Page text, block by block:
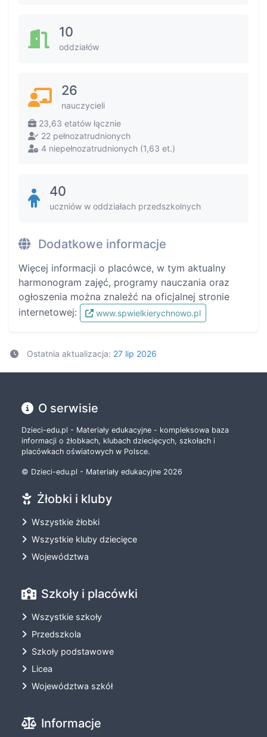
10
oddziałów
26
nauczycieli
23,63 etatów łącznie
22 pełnozatrudnionych
4 niepełnozatrudnionych (1,63 et.)
40
uczniów w oddziałach przedszkolnych
Dodatkowe informacje
Więcej informacji o placówce, w tym aktualny
harmonogram zajęć, programy nauczania oraz
ogłoszenia można znaleźć na oficjalnej stronie
internetowej:
www.spwielkierychnowo.pl
Ostatnia aktualizacja: 27 lip 2026
O serwisie
Dzieci-edu.pl - Materiały edukacyjne - kompleksowa baza
informacji o żłobkach, klubach dziecięcych, szkołach i
placówkach oświatowych w Polsce.
© Dzieci-edu.pl - Materiały edukacyjne 2026
Żłobki i kluby
Wszystkie żłobki
Wszystkie kluby dziecięce
Województwa
Szkoły i placówki
Wszystkie szkoły
Przedszkola
Szkoły podstawowe
Licea
Województwa szkół
Informacje